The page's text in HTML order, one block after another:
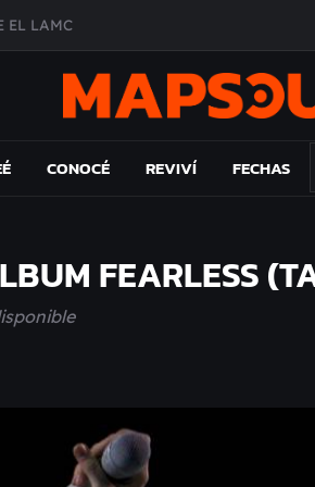
ÉPOCA EN FORMA DE DISCO
EL ENSAYO
CONOCÉ REVIVÍ FECHAS
FEARLESS